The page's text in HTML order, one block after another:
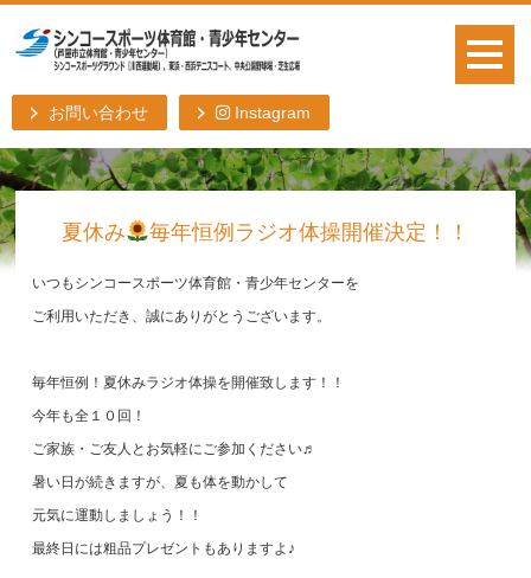
お問い合わせ Instagram
夏休み 毎年恒例ラジオ体操開催決定！！
いつもシンコースポーツ体育館・青少年センターを
ご利用いただき、誠にありがとうございます。
毎年恒例！夏休みラジオ体操を開催致します！！
今年も全１０回！
ご家族・ご友人とお気軽にご参加ください♬
暑い日が続きますが、夏も体を動かして
元気に運動しましょう！！
最終日には粗品プレゼントもありますよ♪